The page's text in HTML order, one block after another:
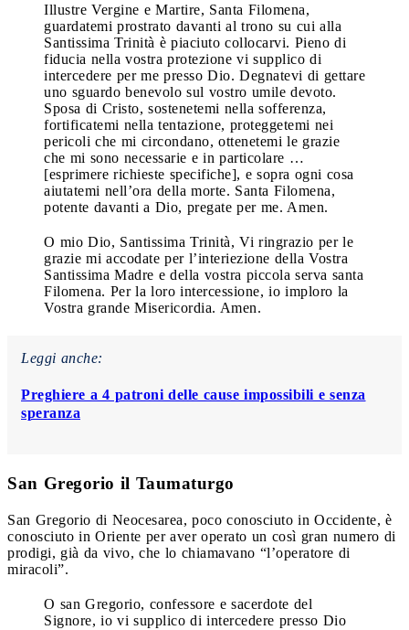
Illustre Vergine e Martire, Santa Filomena,
guardatemi prostrato davanti al trono su cui alla
Santissima Trinità è piaciuto collocarvi. Pieno di
fiducia nella vostra protezione vi supplico di
intercedere per me presso Dio. Degnatevi di gettare
uno sguardo benevolo sul vostro umile devoto.
Sposa di Cristo, sostenetemi nella sofferenza,
fortificatemi nella tentazione, proteggetemi nei
pericoli che mi circondano, ottenetemi le grazie
che mi sono necessarie e in particolare …
[esprimere richieste specifiche], e sopra ogni cosa
aiutatemi nell’ora della morte. Santa Filomena,
potente davanti a Dio, pregate per me. Amen.
O mio Dio, Santissima Trinità, Vi ringrazio per le
grazie mi accodate per l’interiezione della Vostra
Santissima Madre e della vostra piccola serva santa
Filomena. Per la loro intercessione, io imploro la
Vostra grande Misericordia. Amen.
Leggi anche:
Preghiere a 4 patroni delle cause impossibili e senza
speranza
San Gregorio il Taumaturgo
San Gregorio di Neocesarea, poco conosciuto in Occidente, è
conosciuto in Oriente per aver operato un così gran numero di
prodigi, già da vivo, che lo chiamavano “l’operatore di
miracoli”.
O san Gregorio, confessore e sacerdote del
Signore, io vi supplico di intercedere presso Dio